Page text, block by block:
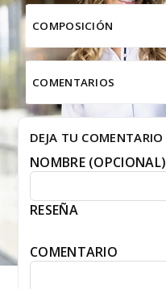
COMPOSICIÓN
COMENTARIOS
DEJA TU COMENTARIO
NOMBRE (OPCIONAL)
RESEÑA
COMENTARIO